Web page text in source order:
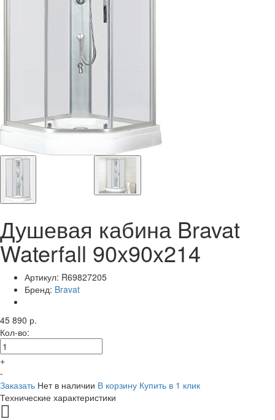
Душевая кабина Bravat
Waterfall 90x90x214
Артикул: R69827205
Бренд: Bravat
45 890 р.
Кол-во:
+
-
Заказать Нет в наличии В корзину Купить в 1 клик
Технические характеристики